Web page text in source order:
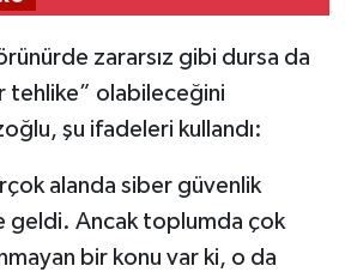
zararsız gibi dursa da
tehlike” olabileceğini
şu ifadeleri kullandı:
alanda siber güvenlik
geldi. Ancak toplumda çok
bir konu var ki, o da